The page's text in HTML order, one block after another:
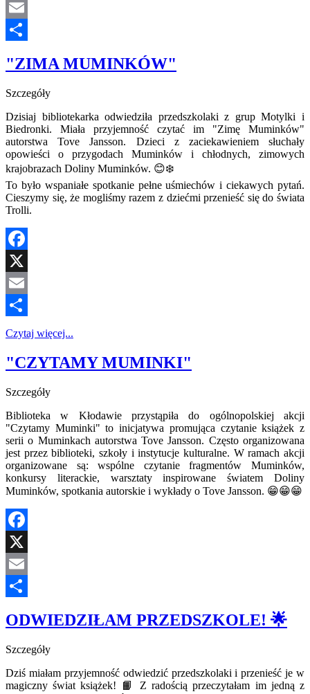
X
Email
"ZIMA MUMINKÓW"
Szczegóły
Dzisiaj bibliotekarka odwiedziła przedszkolaki z grup Motylki i
Biedronki. Miała przyjemność czytać im "Zimę Muminków"
autorstwa Tove Jansson. Dzieci z zaciekawieniem słuchały
opowieści o przygodach Muminków i chłodnych, zimowych
krajobrazach Doliny Muminków. 😊❄️
To było wspaniałe spotkanie pełne uśmiechów i ciekawych pytań.
Cieszymy się, że mogliśmy razem z dziećmi przenieść się do świata
Trolli.
Facebook
X
Email
Share
Czytaj więcej...
"CZYTAMY MUMINKI"
Szczegóły
Biblioteka w Kłodawie przystąpiła do ogólnopolskiej akcji
"Czytamy Muminki" to inicjatywa promująca czytanie książek z
serii o Muminkach autorstwa Tove Jansson. Często organizowana
jest przez biblioteki, szkoły i instytucje kulturalne. W ramach akcji
organizowane są: wspólne czytanie fragmentów Muminków,
konkursy literackie, warsztaty inspirowane światem Doliny
Muminków, spotkania autorskie i wykłady o Tove Jansson. 😁😁😁
Facebook
X
Email
ODWIEDZIŁAM PRZEDSZKOLE! 🌟
Szczegóły
Dziś miałam przyjemność odwiedzić przedszkolaki i przenieść je w
magiczny świat książek! 📙 Z radością przeczytałam im jedną z